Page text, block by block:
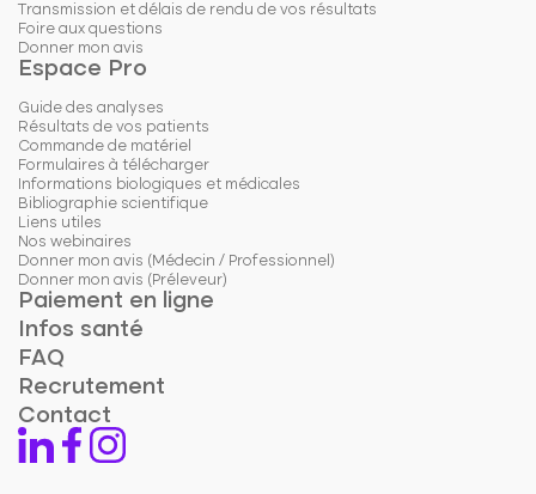
Transmission et délais de rendu de vos résultats
Foire aux questions
Donner mon avis
Espace Pro
Guide des analyses
Résultats de vos patients
Commande de matériel
Formulaires à télécharger
Informations biologiques et médicales
Bibliographie scientifique
Liens utiles
Nos webinaires
Donner mon avis (Médecin / Professionnel)
Donner mon avis (Préleveur)
Paiement en ligne
Infos santé
FAQ
Recrutement
Contact